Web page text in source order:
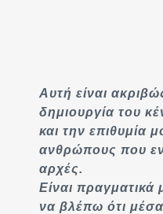
Αυτή είναι
δημιουργία του
και την επιθυμία
ανθρώπους που
αρχές.
Είναι πραγματικά
να βλέπω ότι